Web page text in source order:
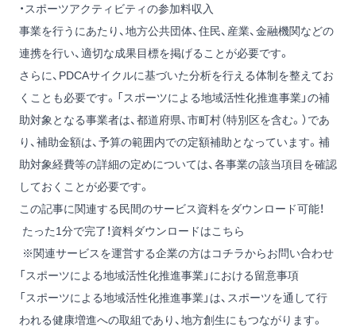
・スポーツアクティビティの参加料収入
事業を行うにあたり、地方公共団体、住民、産業、金融機関などの
連携を行い、適切な成果目標を掲げることが必要です。
さらに、PDCAサイクルに基づいた分析を行える体制を整えてお
くことも必要です。「スポーツによる地域活性化推進事業」の補
助対象となる事業者は、都道府県、市町村（特別区を含む。）であ
り、補助金額は、予算の範囲内での定額補助となっています。補
助対象経費等の詳細の定めについては、各事業の該当項目を確認
しておくことが必要です。
この記事に関連する民間のサービス資料をダウンロード可能！
たった1分で完了！資料ダウンロードはこちら
※関連サービスを運営する企業の方はコチラからお問い合わせ
「スポーツによる地域活性化推進事業」における留意事項
「スポーツによる地域活性化推進事業」は、スポーツを通して行
われる健康増進への取組であり、地方創生にもつながります。